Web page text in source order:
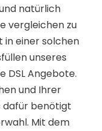
natürlich
vergleichen zu
in einer solchen
unseres
DSL Angebote.
und Ihrer
dafür benötigt
Mit dem